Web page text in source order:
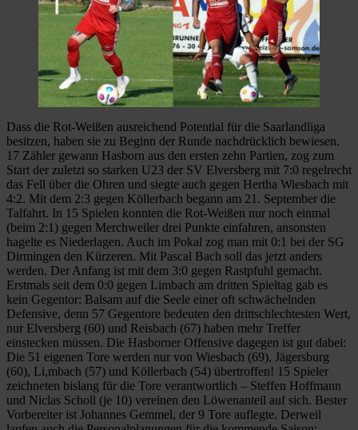
Dass die Rot-Weißen ausreichend Potential für die Saarlandliga
besitzen, haben sie zu Beginn der Runde nachdrücklich bewiesen.
17 Zähler gewann Hasborn aus den ersten zehn Partien, zog zum
Start der zuletzt so starken U23 der SV Elversberg mit 7:0 regelrecht
das Fell über die Ohren und siegte auch gegen Hertha Wiesbach mit
4:2. Mit dem 2:3 gegen Köllerbach begann am 21. September die
Talfahrt. In 15 Spielen konnten die Rot-Weißen nur noch einmal
(beim 2:1) gegen Merchweiler drei Punkte einfahren, ansonsten
hagelte es Niederlagen. Auch im Pokal zog man mit 0:1 bei der SG
Dirmingen den Kürzeren. Mit Pascal Bach soll das jetzt anders
werden. Der Anfang ist mit dem 3:0 gegen Rastpfuhl gemacht.
Erstmals seit dem 0:0 gegen Limbach am dritten Spieltag gab es
kein Gegentor: Balsam auf die Seele einer oft schwächelnden
Defensive, denn 57 Gegentore bedeuten den drittschlechtesten Wert,
nur Elversberg (60) und Reisbach (67) haben mehr Treffer
einstecken müssen. Die Hasborner Offensive dagegen ist gut dabei:
Die 51 eigenen Tore werden nur von Wiesbach (69), Jägersburg
(60), Li,mbach (57) und Köllerbach (54) übertroffen! 15 Spieler
zeichneten bislang für die Tore verantwortlich – Steffen Hoffmann
und Niclas Scholl (je 10) vereinen den Löwenanteil auf sich. Bester
Vorbereiter ist Johannes Gemmel, der 9 Tore auflegte. Derweil